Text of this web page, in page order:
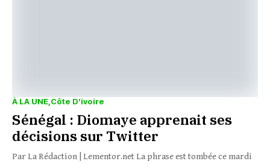
À LA UNE Côte D’ivoire
Sénégal : Diomaye apprenait ses
décisions sur Twitter
Par La Rédaction | Lementor.net La phrase est tombée ce mardi